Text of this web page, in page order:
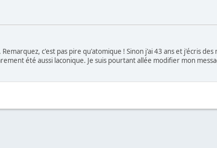
c'est pas pire qu'atomique ! Sinon j'ai 43 ans et j'écris
été aussi laconique. Je suis pourtant allée modifier mon